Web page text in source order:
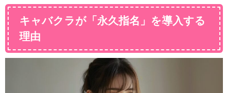
キャバクラが「永久指名」を導入する
理由